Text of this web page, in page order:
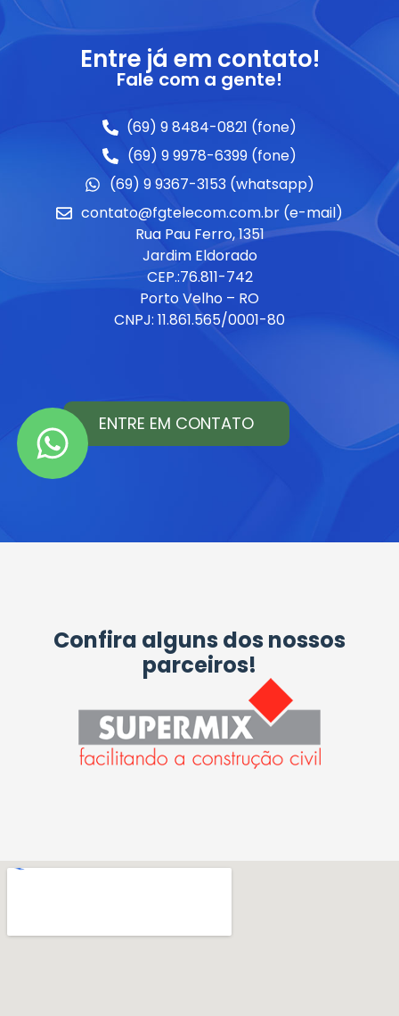
Entre já em contato!
Fale com a gente!
(69) 9 8484-0821 (fone)
(69) 9 9978-6399 (fone)
(69) 9 9367-3153 (whatsapp)
contato@fgtelecom.com.br (e-mail)
Rua Pau Ferro, 1351
Jardim Eldorado
CEP.:76.811-742
Porto Velho – RO
CNPJ: 11.861.565/0001-80
ENTRE EM CONTATO
Confira alguns dos nossos
parceiros!